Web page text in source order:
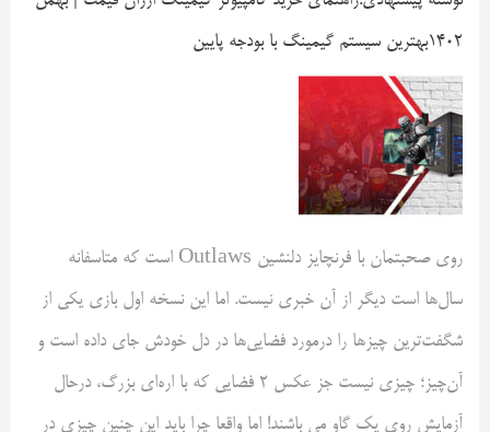
۱۴۰۲بهترین سیستم گیمینگ با بودجه پایین
روی صحبتمان با فرنچایز دلنشین Outlaws است که متاسفانه
سال‌ها است دیگر از آن خبری نیست. اما این نسخه اول بازی یکی از
شگفت‌ترین چیزها را درمورد فضایی‌ها در دل خودش جای داده است و
آن‌چیز؛ چیزی نیست جز عکس ۲ فضایی که با اره‌ای بزرگ، درحال
آزمایش روی یک گاو می باشند! اما واقعا چرا باید این چنین چیزی در